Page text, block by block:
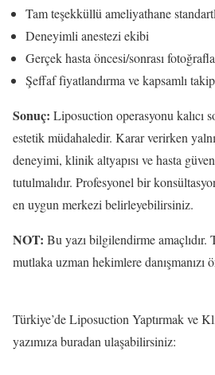
Tam teşekküllü ameliyathane
Deneyimli anestezi ekibi
Gerçek hasta öncesi/sonrası
Şeffaf fiyatlandırma ve kapsamlı
Sonuç: Liposuction operasyonu kalıcı
estetik müdahaledir. Karar verirken
deneyimi, klinik altyapısı ve hasta
tutulmalıdır. Profesyonel bir
en uygun merkezi belirleyebilirsiniz.
NOT: Bu yazı bilgilendirme amaçlıdır.
mutlaka uzman hekimlere danışmanızı
Türkiye’de Liposuction Yaptırmak ve
yazımıza buradan ulaşabilirsiniz: